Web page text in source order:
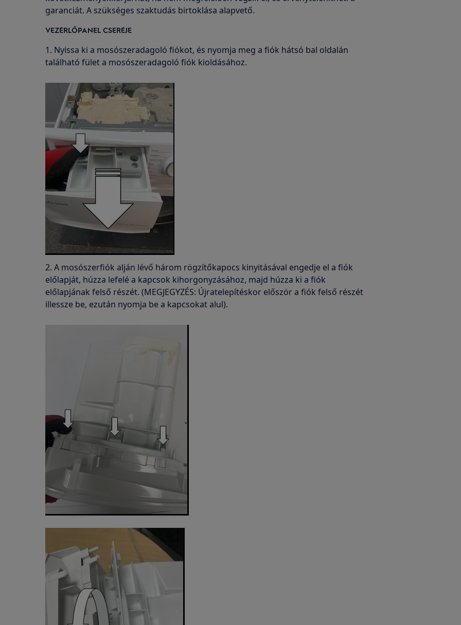
garanciát. A szükséges szaktudás birtoklása alapvető.
VEZÉRLŐPANEL CSERÉJE
1. Nyissa ki a mosószeradagoló fiókot, és nyomja meg a fiók hátsó bal oldalán
található fület a mosószeradagoló fiók kioldásához.
2. A mosószerfiók alján lévő három rögzítőkapocs kinyitásával engedje el a fiók
előlapját, húzza lefelé a kapcsok kihorgonyzásához, majd húzza ki a fiók
előlapjának felső részét. (MEGJEGYZÉS: Újratelepítéskor először a fiók felső részét
illessze be, ezután nyomja be a kapcsokat alul).